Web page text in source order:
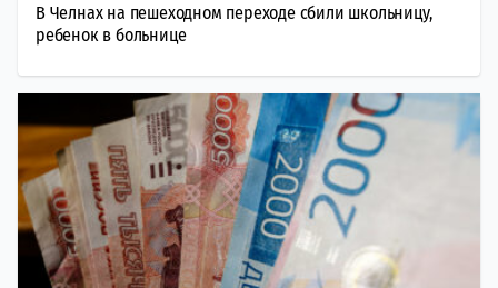
В Челнах на пешеходном переходе сбили школьницу,
ребенок в больнице